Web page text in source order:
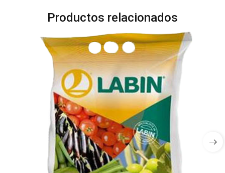
Productos relacionados